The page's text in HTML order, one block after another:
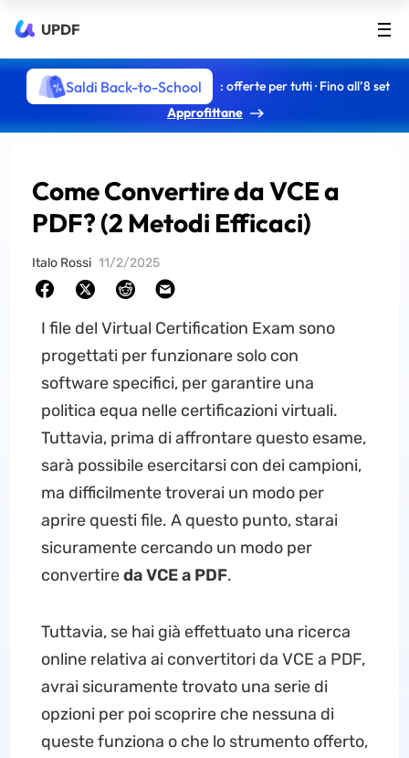
UPDF
Saldi Back-to-School
: offerte per tutti · Fino all’8 set
Approfittane
Come Convertire da VCE a
PDF? (2 Metodi Efficaci)
Italo Rossi 11/2/2025
I file del Virtual Certification Exam sono
progettati per funzionare solo con
software specifici, per garantire una
politica equa nelle certificazioni virtuali.
Tuttavia, prima di affrontare questo esame,
sarà possibile esercitarsi con dei campioni,
ma difficilmente troverai un modo per
aprire questi file. A questo punto, starai
sicuramente cercando un modo per
convertireda VCE a PDF.
Tuttavia, se hai già effettuato una ricerca
online relativa ai convertitori da VCE a PDF,
avrai sicuramente trovato una serie di
opzioni per poi scoprire che nessuna di
queste funziona o che lo strumento offerto,